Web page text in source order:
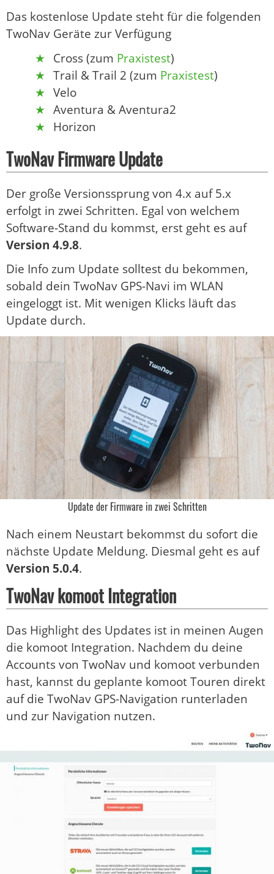
Das kostenlose Update steht für die folgenden
TwoNav Geräte zur Verfügung
Cross (zum Praxistest)
Trail & Trail 2 (zum Praxistest)
Velo
Aventura & Aventura2
Horizon
TwoNav Firmware Update
Der große Versionssprung von 4.x auf 5.x
erfolgt in zwei Schritten. Egal von welchem
Software-Stand du kommst, erst geht es auf
Version 4.9.8.
Die Info zum Update solltest du bekommen,
sobald dein TwoNav GPS-Navi im WLAN
eingeloggt ist. Mit wenigen Klicks läuft das
Update durch.
Update der Firmware in zwei Schritten
Nach einem Neustart bekommst du sofort die
nächste Update Meldung. Diesmal geht es auf
Version 5.0.4.
TwoNav komoot Integration
Das Highlight des Updates ist in meinen Augen
die komoot Integration. Nachdem du deine
Accounts von TwoNav und komoot verbunden
hast, kannst du geplante komoot Touren direkt
auf die TwoNav GPS-Navigation runterladen
und zur Navigation nutzen.